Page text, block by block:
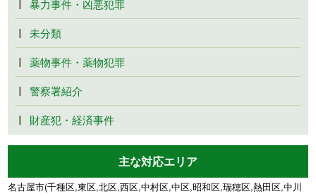
暴力事件・凶悪犯罪
未分類
薬物事件・薬物犯罪
警察署紹介
財産犯・経済事件
主な対応エリア
名古屋市(千種区,東区,北区,西区,中村区,中区,昭和区,瑞穂区,熱田区,中川